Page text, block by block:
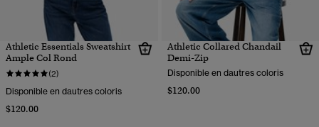
Athletic Essentials Sweatshirt
Ample Col Rond
(2)
Disponible en dautres coloris
$120.00
Athletic Collared Chandail
Demi-Zip
Disponible en dautres coloris
$120.00